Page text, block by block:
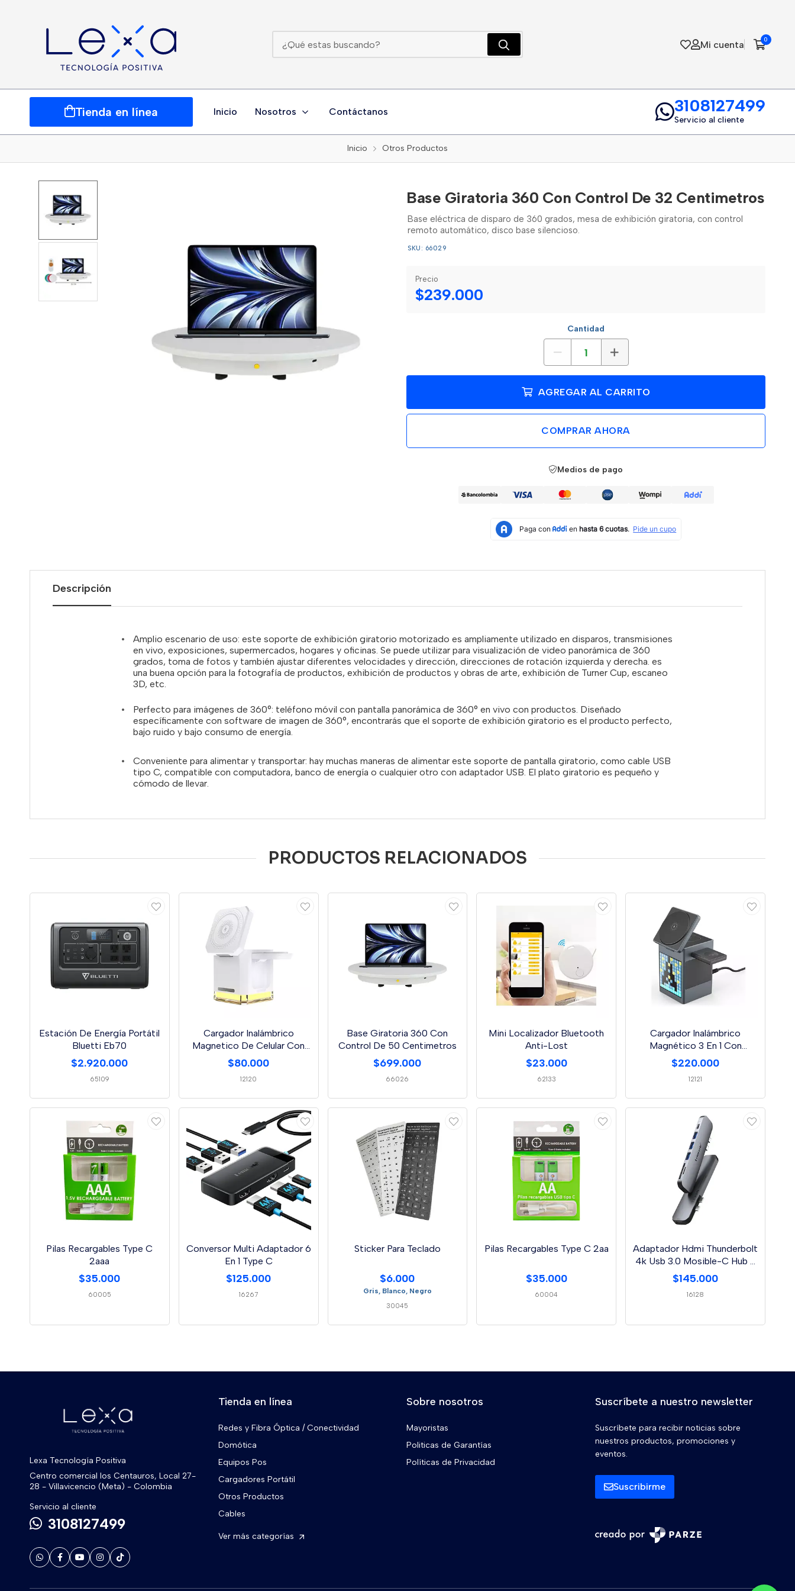
Mi cuenta 0
Tienda en línea Inicio Nosotros Contáctanos 3108127499
Servicio al cliente
Inicio Otros Productos
Base Giratoria 360 Con Control De 32 Centimetros
Base eléctrica de disparo de 360 grados, mesa de exhibición giratoria, con control
remoto automático, disco base silencioso.
SKU: 66029
Precio
$239.000
Cantidad
AGREGAR AL CARRITO
COMPRAR AHORA
Medios de pago
Descripción
Amplio escenario de uso: este soporte de exhibición giratorio motorizado es ampliamente utilizado en disparos, transmisiones
en vivo, exposiciones, supermercados, hogares y oficinas. Se puede utilizar para visualización de video panorámica de 360
grados, toma de fotos y también ajustar diferentes velocidades y dirección, direcciones de rotación izquierda y derecha. es
una buena opción para la fotografía de productos, exhibición de productos y obras de arte, exhibición de Turner Cup, escaneo
3D, etc.
Perfecto para imágenes de 360°: teléfono móvil con pantalla panorámica de 360° en vivo con productos. Diseñado
específicamente con software de imagen de 360°, encontrarás que el soporte de exhibición giratorio es el producto perfecto,
bajo ruido y bajo consumo de energía.
Conveniente para alimentar y transportar: hay muchas maneras de alimentar este soporte de pantalla giratorio, como cable USB
tipo C, compatible con computadora, banco de energía o cualquier otro con adaptador USB. El plato giratorio es pequeño y
cómodo de llevar.
PRODUCTOS RELACIONADOS
Estación De Energía Portátil
Bluetti Eb70
$2.920.000
65109
Cargador Inalámbrico
Magnetico De Celular Con
Lampara 3 En 1
$80.000
12120
Base Giratoria 360 Con
Control De 50 Centimetros
$699.000
66026
Mini Localizador Bluetooth
Anti-Lost
$23.000
62133
Cargador Inalámbrico
Magnético 3 En 1 Con
Altavoz Bluetooth
$220.000
12121
Pilas Recargables Type C
2aaa
$35.000
60005
Conversor Multi Adaptador 6
En 1 Type C
$125.000
16267
Sticker Para Teclado
$6.000
Gris, Blanco, Negro
30045
Pilas Recargables Type C 2aa
$35.000
60004
Adaptador Hdmi Thunderbolt
4k Usb 3.0 Mosible-C Hub 7
In 1
$145.000
16128
Lexa Tecnología Positiva
Centro comercial los Centauros, Local 27-
28 - Villavicencio (Meta) - Colombia
Servicio al cliente
3108127499
Tienda en línea
Redes y Fibra Óptica / Conectividad
Domótica
Equipos Pos
Cargadores Portátil
Otros Productos
Cables
Ver más categorías
Sobre nosotros
Mayoristas
Politicas de Garantías
Políticas de Privacidad
Suscríbete a nuestro newsletter
Suscríbete para recibir noticias sobre
nuestros productos, promociones y
eventos.
Suscribirme